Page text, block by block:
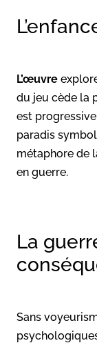
L’œuvre
du jeu cède la
est
paradis
métaphore de
en guerre.
La
Sans